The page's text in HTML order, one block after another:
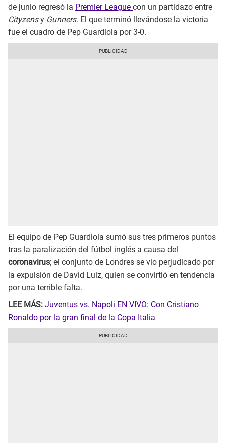
de junio regresó la Premier League con un partidazo entre
Cityzensy Gunners. El que terminó llevándose la victoria
fue el cuadro de Pep Guardiola por 3-0.
El equipo de Pep Guardiola sumó sus tres primeros puntos
tras la paralización del fútbol inglés a causa del
coronavirus; el conjunto de Londres se vio perjudicado por
la expulsión de David Luiz, quien se convirtió en tendencia
por una terrible falta.
LEE MÁS: Juventus vs. Napoli EN VIVO: Con Cristiano
Ronaldo por la gran final de la Copa Italia